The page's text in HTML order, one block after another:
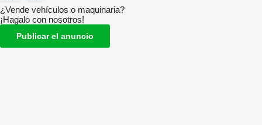
¿Vende vehículos o maquinaria?
¡Hagalo con nosotros!
Publicar el anuncio